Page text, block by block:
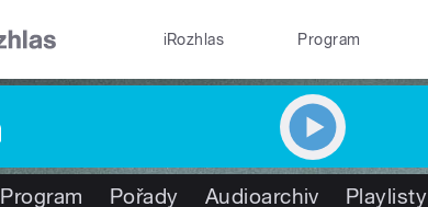
iRozhlas Program
Program Pořady Audioarchiv Playlisty